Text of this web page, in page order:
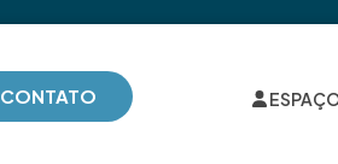
CONTATO